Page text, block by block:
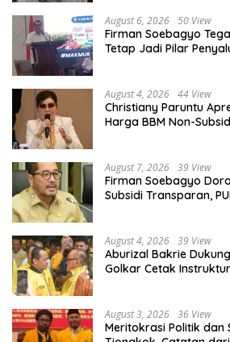
August 6, 2026 50 View
Firman Soebagyo
Tetap Jadi Pilar
August 4, 2026 44 View
Christiany Paruntu
Harga BBM Non-
August 7, 2026 39 View
Firman Soebagyo
Subsidi Transparan,
August 4, 2026 39 View
Aburizal Bakrie
Golkar Cetak
August 3, 2026 36 View
Meritokrasi Politik dan